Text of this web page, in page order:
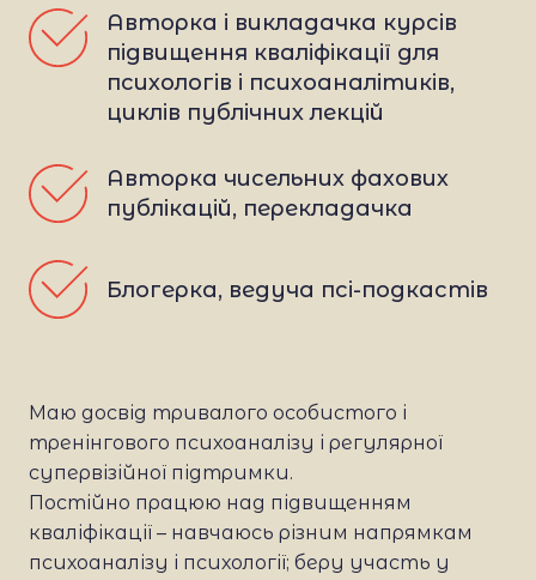
Авторка і викладачка курсів
підвищення кваліфікації для
психологів і психоаналітиків,
циклів публічних лекцій
Авторка чисельних фахових
публікацій, перекладачка
Блогерка, ведуча псі-подкастів
Маю досвід тривалого особистого і
тренінгового психоаналізу і регулярної
супервізійної підтримки.
Постійно працюю над підвищенням
кваліфікації – навчаюсь різним напрямкам
психоаналізу і психології; беру участь у